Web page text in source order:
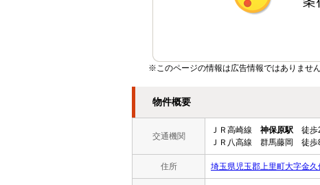
※このページの情報は広告情報ではありませ
物件概要
交通機関
ＪＲ高崎線 神保原駅 徒歩
ＪＲ八高線 群馬藤岡 徒歩
住所 埼玉県児玉郡上里町大字金久